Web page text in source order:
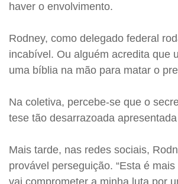
haver o envolvimento.
Rodney, como delegado federal
incabível. Ou alguém acredita que
uma bíblia na mão para matar o
Na coletiva, percebe-se que o
tese tão desarrazoada
Mais tarde, nas redes sociais,
provável perseguição. “Esta é